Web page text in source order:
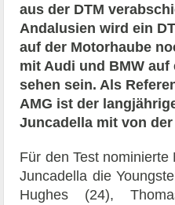
aus der DTM
Andalusien wird ein
auf der Motorhaube
mit Audi und BMW
sehen sein. Als
AMG ist der
Juncadella mit von der
Für den Test
Juncadella die
Hughes (24),